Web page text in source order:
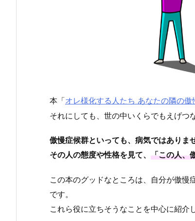
本「オレ様化する人たち あなたの隣の傲
それにしても、世の中いくらでもえげつ
傲慢症候群といっても、病気ではありませ
その人の態度や性格を見て、 「この人、
この本のグッドなところは、自分が傲慢
です。
これら役に立ちそうなことを中心に紹介